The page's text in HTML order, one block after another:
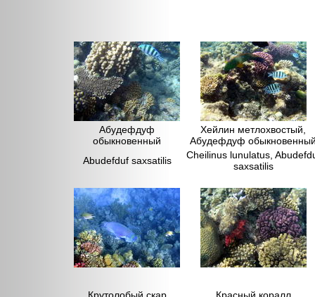
Абудефдуф
обыкновенный
Хейлин метлохвостый,
Абудефдуф
Abudefduf saxsatilis
Cheilinus lunulatus,
saxsatilis